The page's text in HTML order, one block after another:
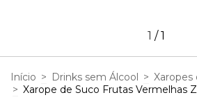
1 /1
Início > Drinks sem Álcool > Xaropes
> Xarope de Suco Frutas Vermelhas